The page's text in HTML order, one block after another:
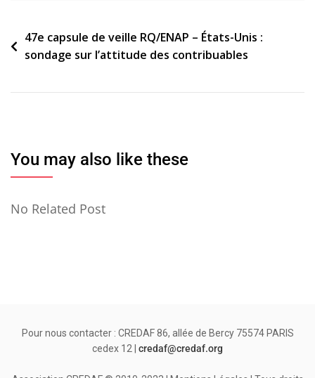
Navigation
de
47e capsule de veille RQ/ENAP – États-Unis :
sondage sur l’attitude des contribuables
You may also like these
No Related Post
Pour nous contacter : CREDAF 86, allée de Bercy 75574 PARIS
cedex 12 | credaf@credaf.org